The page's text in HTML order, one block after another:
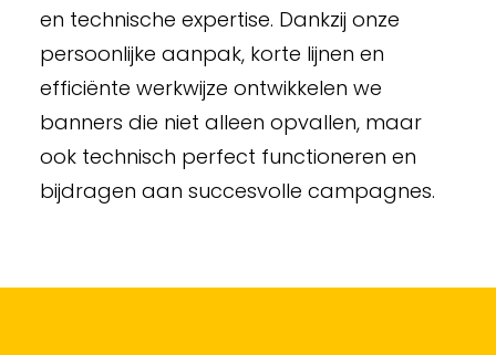
en technische expertise. Dankzij onze
persoonlijke aanpak, korte lijnen en
efficiënte werkwijze ontwikkelen we
banners die niet alleen opvallen, maar
ook technisch perfect functioneren en
bijdragen aan succesvolle campagnes.